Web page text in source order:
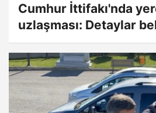
Cumhur İttifakı'nda
uzlaşması: Detaylar